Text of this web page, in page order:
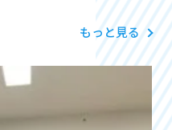
もっと見る